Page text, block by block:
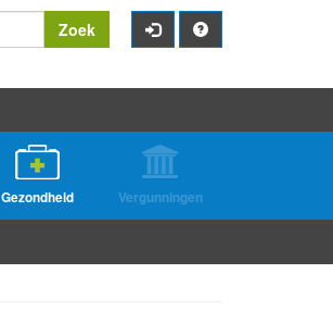
Zoek
Gezondheid Vergunningen